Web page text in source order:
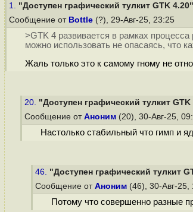
1. "Доступен графический тулкит GTK 4.20"
Сообщение от Bottle (?), 29-Авг-25, 23:25
>GTK 4 развивается в рамках
можно использовать не опасаясь, что
Жаль только это к самому гному не
20. "Доступен графический тулкит GTK
Сообщение от Аноним (20), 30-Авг-25,
Настолько стабильный что гимп и
46. "Доступен графический тулкит
Сообщение от Аноним (46), 30-Авг-25,
Потому что совершенно разные